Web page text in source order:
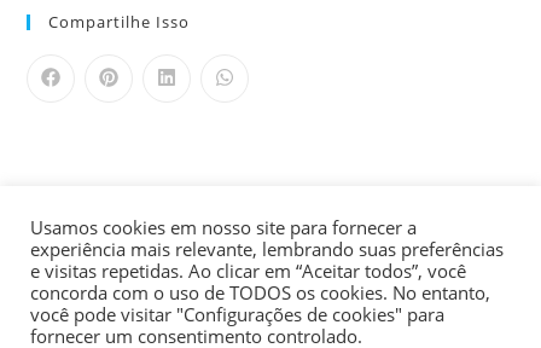
Compartilhe Isso
Usamos cookies em nosso site para fornecer a
experiência mais relevante, lembrando suas preferências
e visitas repetidas. Ao clicar em “Aceitar todos”, você
concorda com o uso de TODOS os cookies. No entanto,
você pode visitar "Configurações de cookies" para
fornecer um consentimento controlado.